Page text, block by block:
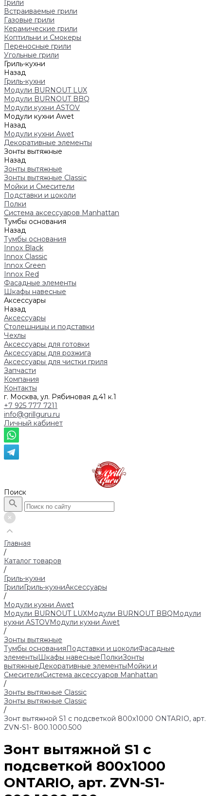
Грили
Встраиваемые грили
Газовые грили
Керамические грили
Коптильни и Смокеры
Переносные грили
Угольные грили
Гриль-кухни
Назад
Гриль-кухни
Модули BURNOUT LUX
Модули BURNOUT BBQ
Модули кухни ASTOV
Модули кухни Аwet
Назад
Модули кухни Аwet
Декоративные элементы
Зонты вытяжные
Назад
Зонты вытяжные
Зонты вытяжные Classic
Мойки и Смесители
Подставки и цоколи
Полки
Система аксессуаров Manhattan
Тумбы основания
Назад
Тумбы основания
Innox Black
Innox Classic
Innox Green
Innox Red
Фасадные элементы
Шкафы навесные
Аксессуары
Назад
Аксессуары
Столешницы и подставки
Чехлы
Аксессуары для готовки
Аксессуары для розжига
Аксессуары для чистки гриля
Запчасти
Компания
Контакты
г. Москва, ул. Рябиновая д.41 к.1
+7 925 777 7211
info@grillguru.ru
Личный кабинет
Поиск
Главная
/
Каталог товаров
/
Гриль-кухни
ГрилиГриль-кухниАксессуары
/
Модули кухни Аwet
Модули BURNOUT LUXМодули BURNOUT BBQМодули
кухни ASTOVМодули кухни Аwet
/
Зонты вытяжные
Тумбы основанияПодставки и цоколиФасадные
элементыШкафы навесныеПолкиЗонты
вытяжныеДекоративные элементыМойки и
СмесителиСистема аксессуаров Manhattan
/
Зонты вытяжные Classic
Зонты вытяжные Classic
/
Зонт вытяжной S1 с подсветкой 800х1000 ONTARIO, арт.
ZVN-S1- 800.1000.500
Зонт вытяжной S1 с
подсветкой 800х1000
ONTARIO, арт. ZVN-S1-